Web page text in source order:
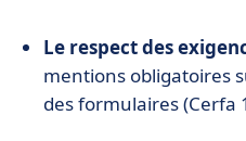
Le respect des
mentions obligatoires
des formulaires (Cerfa